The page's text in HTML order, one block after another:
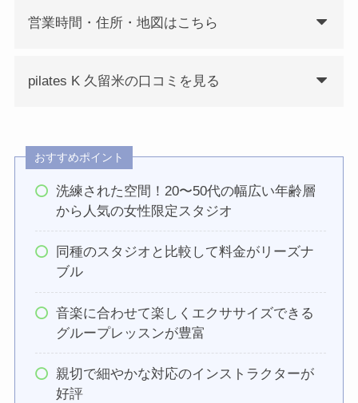
営業時間・住所・地図はこちら
pilates K 久留米の口コミを見る
おすすめポイント
洗練された空間！20〜50代の幅広い年齢層
から人気の女性限定スタジオ
同種のスタジオと比較して料金がリーズナ
ブル
音楽に合わせて楽しくエクササイズできる
グループレッスンが豊富
親切で細やかな対応のインストラクターが
好評